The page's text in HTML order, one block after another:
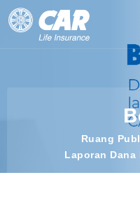
Ruang
Laporan Dana